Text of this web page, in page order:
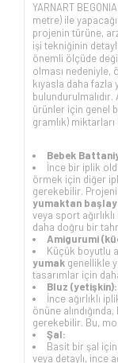
YARNART
metre) ile
projenin türüne,
işi tekniğinin
önemli ölçüde
olması nedeniyle,
kıyasla daha
bulundurulmalıdır.
ürünler için genel
gramlık)
Bebek
İnce bir iplik
örmek için diğer
gerekebilir.
yumaktan
veya sport
daha doğru bir
Amigurumi
Küçük boyutlu
yumak genellikle
tasarımlar için
Bluz (yetişkin):
İnce ağırlıklı
önüne
gerekebilir. Bu,
Şal:
Basit bir şal için
veya detaylı, ince